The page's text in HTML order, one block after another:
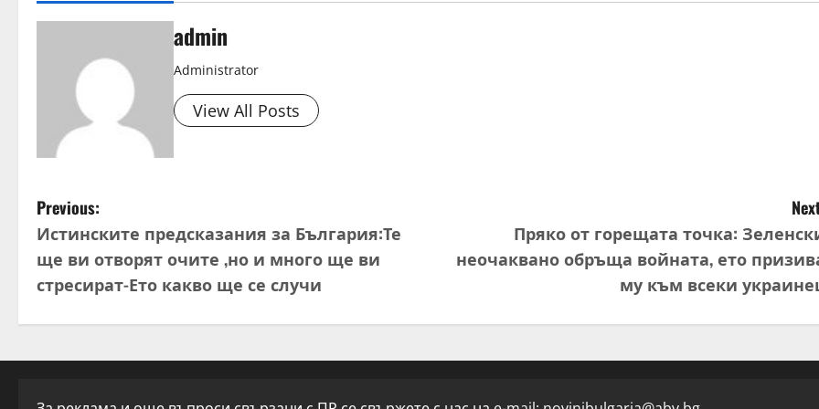
admin
Administrator
View All Posts
P
o
s
t
n
Previous:
Истинските предсказания за България:Те
ще ви отворят очите ,но и много ще ви
стресират-Ето какво ще се случи
Пряко от горещата точка:
неочаквано обръща войната, ето
му към всеки